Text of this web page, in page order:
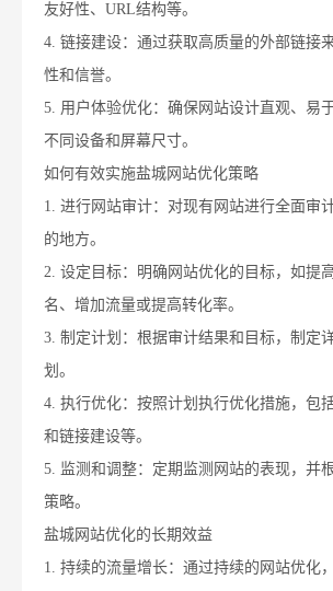
友好性、URL结构等。
4. 链接建设：通过获取高质量的外部链接
性和信誉。
5. 用户体验优化：确保网站设计直观、易
不同设备和屏幕尺寸。
如何有效实施盐城网站优化策略
1. 进行网站审计：对现有网站进行全面审
的地方。
2. 设定目标：明确网站优化的目标，如提
名、增加流量或提高转化率。
3. 制定计划：根据审计结果和目标，制定
划。
4. 执行优化：按照计划执行优化措施，包
和链接建设等。
5. 监测和调整：定期监测网站的表现，并
策略。
盐城网站优化的长期效益
1. 持续的流量增长：通过持续的网站优化